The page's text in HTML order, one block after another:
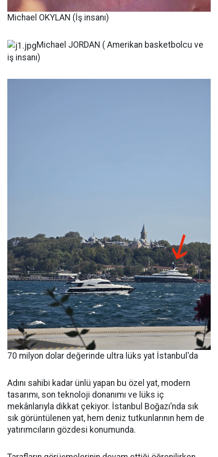
Michael OKYLAN (İş insanı)
Michael JORDAN ( Amerikan basketbolcu ve
iş insanı)
70 milyon dolar değerinde ultra lüks yat İstanbul'da
Adını sahibi kadar ünlü yapan bu özel yat, modern
tasarımı, son teknoloji donanımı ve lüks iç
mekânlarıyla dikkat çekiyor. İstanbul Boğazı’nda sık
sık görüntülenen yat, hem deniz tutkunlarının hem de
yatırımcıların gözdesi konumunda.